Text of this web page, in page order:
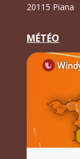
20115 Piana
MÉTÉO